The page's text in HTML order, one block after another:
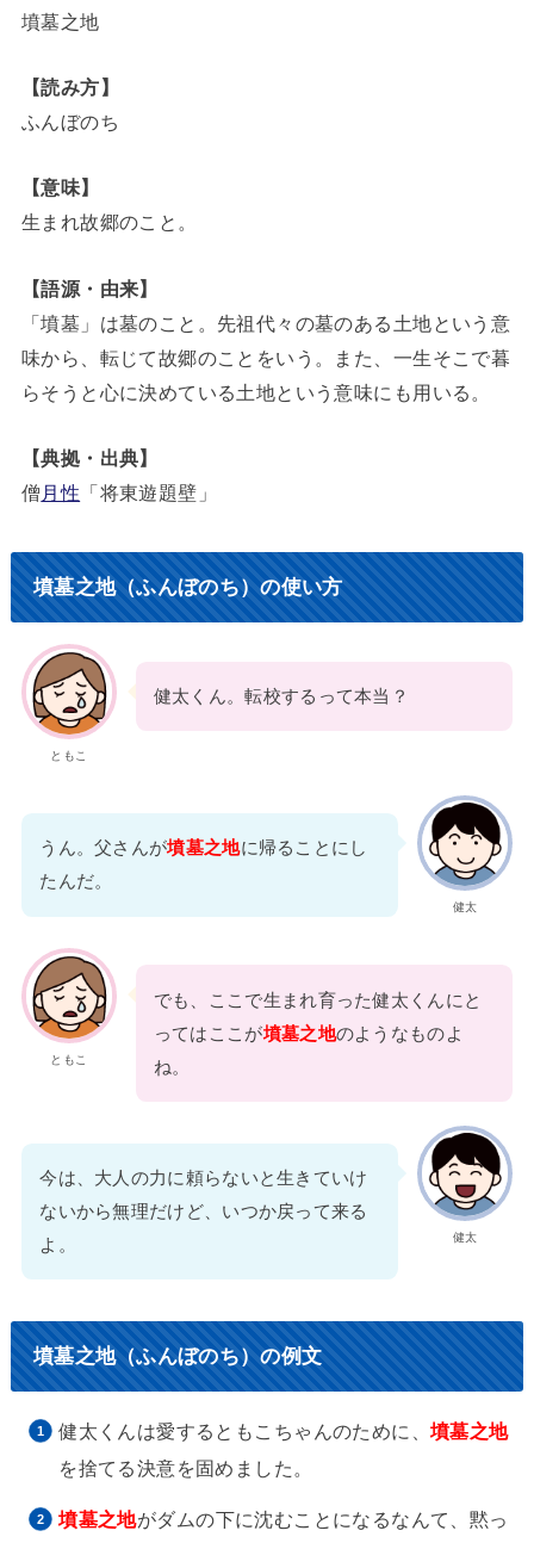
墳墓之地
【読み方】
ふんぼのち
【意味】
生まれ故郷のこと。
【語源・由来】
「墳墓」は墓のこと。先祖代々の墓のある土地という意
味から、転じて故郷のことをいう。また、一生そこで暮
らそうと心に決めている土地という意味にも用いる。
【典拠・出典】
僧 月性 「将東遊題壁」
墳墓之地（ふんぼのち）の使い方
ともこ
健太くん。転校するって本当？
健太
うん。父さんが墳墓之地に帰ることにし
たんだ。
ともこ
でも、ここで生まれ育った健太くんにと
ってはここが墳墓之地のようなものよ
ね。
健太
今は、大人の力に頼らないと生きていけ
ないから無理だけど、いつか戻って来る
よ。
墳墓之地（ふんぼのち）の例文
健太くんは愛するともこちゃんのために、墳墓之地
を捨てる決意を固めました。
墳墓之地がダムの下に沈むことになるなんて、黙っ